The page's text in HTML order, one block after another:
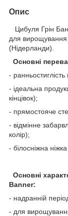
Опис
Цибуля Грін
для
(Нідерланди).
Основні
- ранньостиглість
- ідеальна
кінцівок);
- прямостояче
- відмінне
колір);
- білосніжна ніжка
Основні
Banner:
- надранній
- для